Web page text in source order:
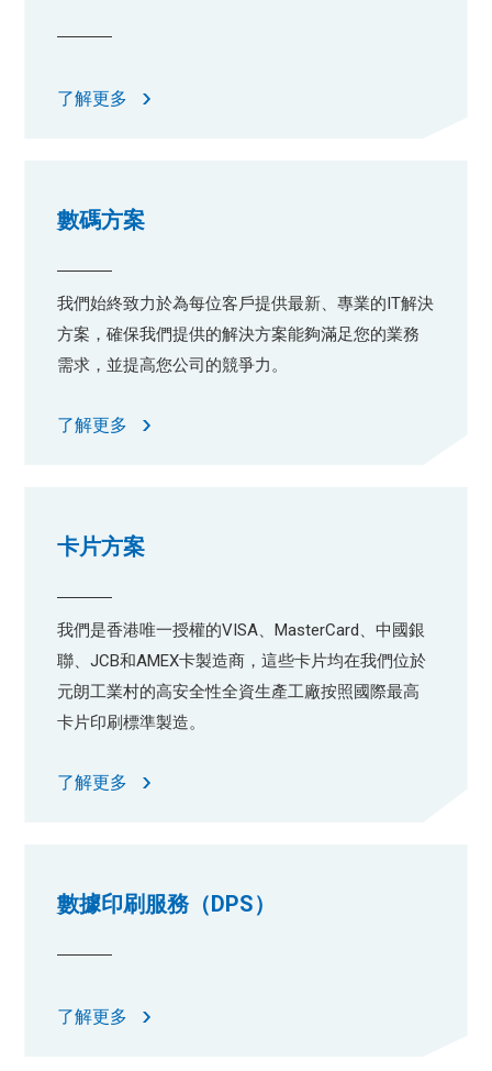
了解更多
數碼方案
我們始終致力於為每位客戶提供最新、專業的IT解決
方案，確保我們提供的解決方案能夠滿足您的業務
需求，並提高您公司的競爭力。
了解更多
卡片方案
我們是香港唯一授權的VISA、MasterCard、中國銀
聯、JCB和AMEX卡製造商，這些卡片均在我們位於
元朗工業村的高安全性全資生產工廠按照國際最高
卡片印刷標準製造。
了解更多
數據印刷服務（DPS）
了解更多